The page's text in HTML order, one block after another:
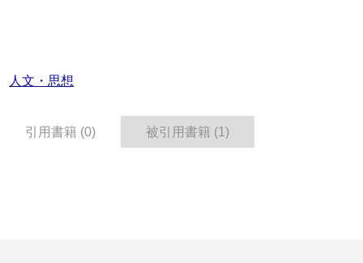
人文・思想
引用書籍 (0) 被引用書籍 (1)